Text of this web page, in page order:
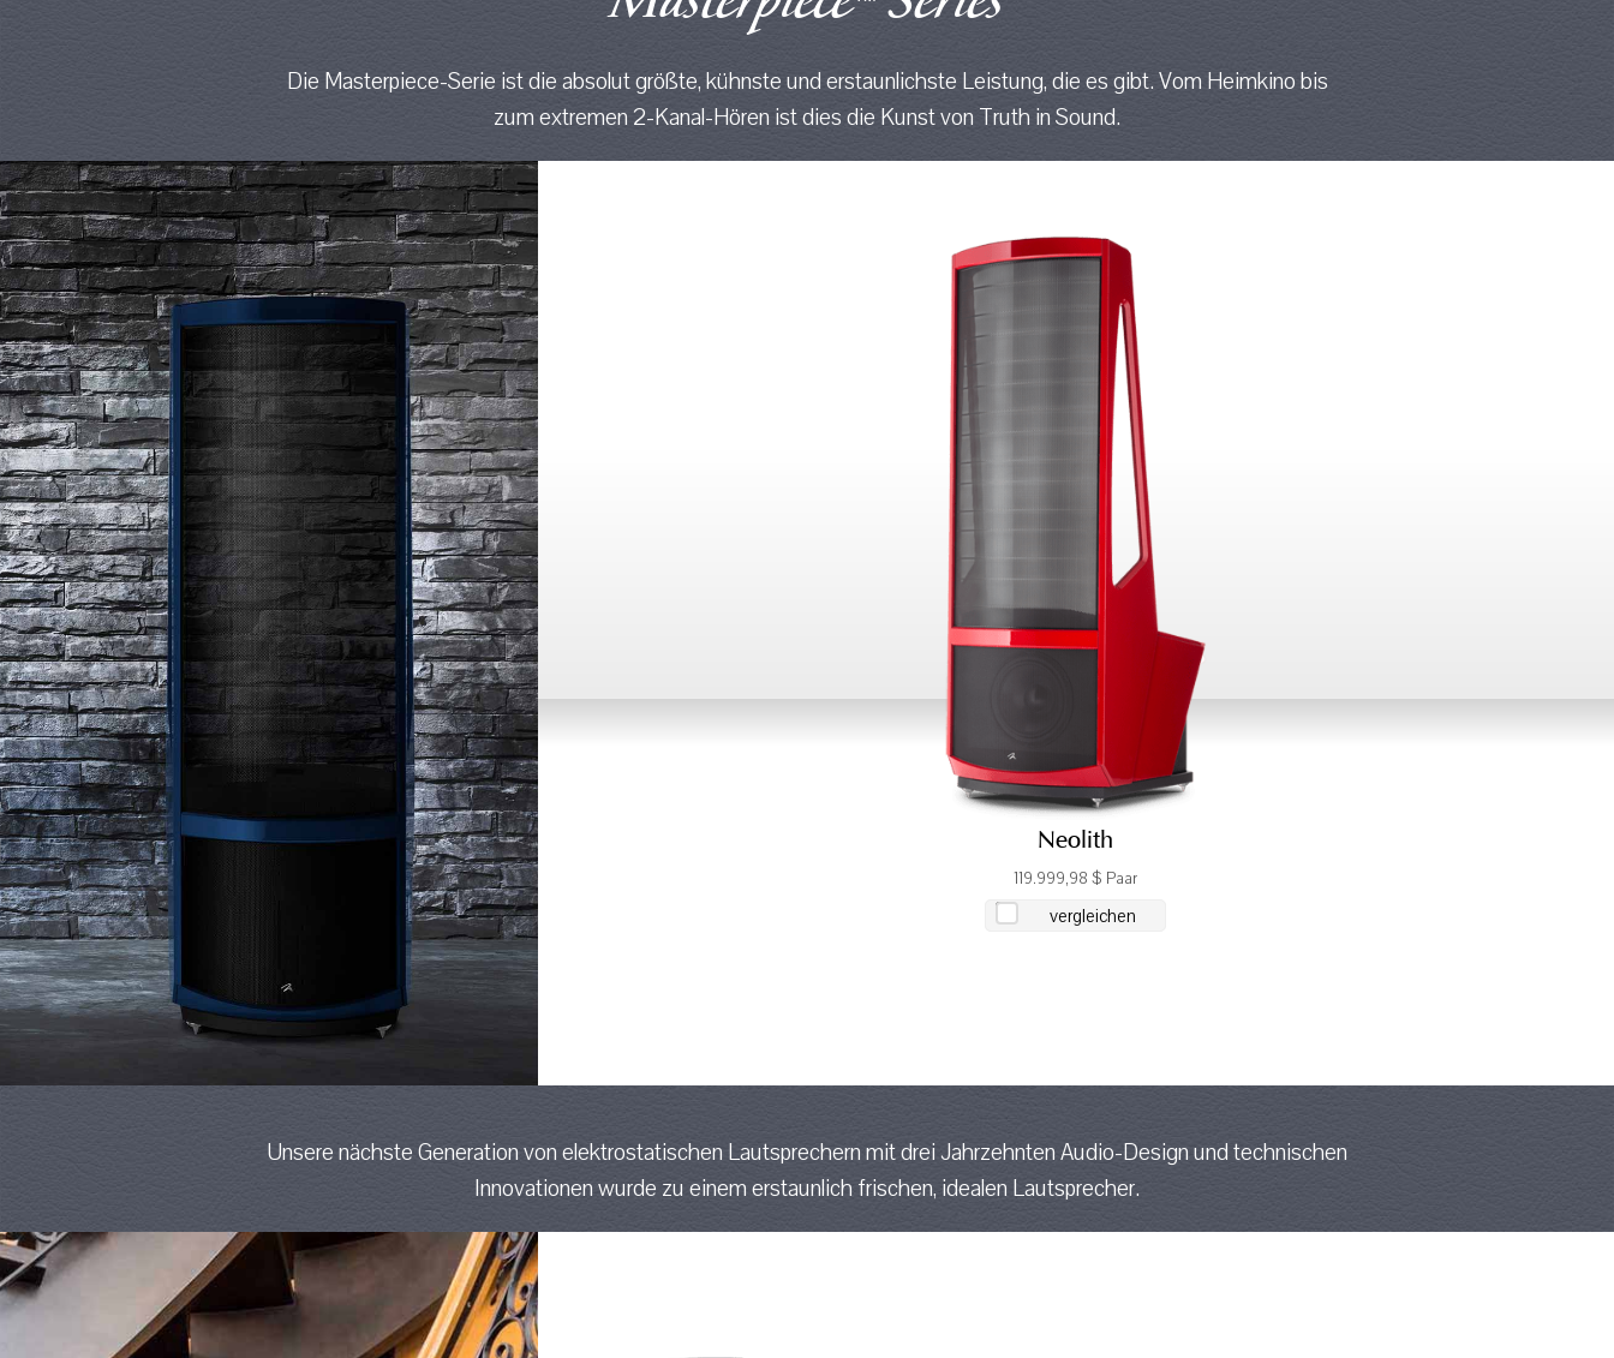
Die Masterpiece-Serie ist die absolut größte, kühnste und erstaunlichste Leistung, die es gibt. Vom Heimkino bis
zum extremen 2-Kanal-Hören ist dies die Kunst von Truth in Sound.
Neolith
119.999,98 $ Paar
vergleichen
Unsere nächste Generation von elektrostatischen Lautsprechern mit drei Jahrzehnten Audio-Design und technischen
Innovationen wurde zu einem erstaunlich frischen, idealen Lautsprecher.